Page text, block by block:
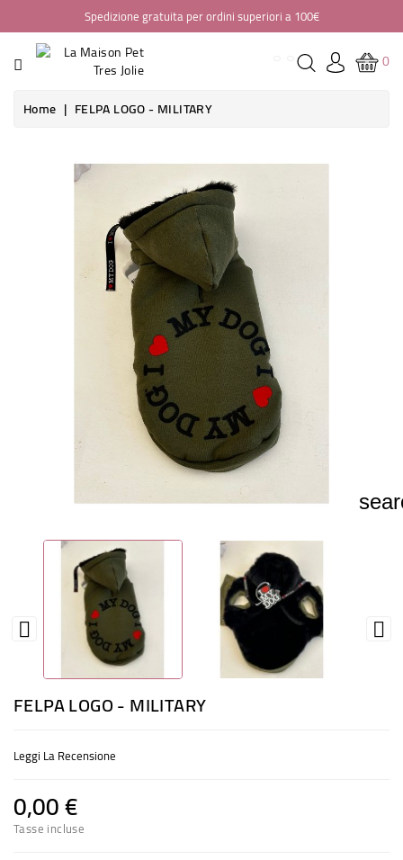
Spedizione gratuita per ordini superiori a 100€
HOME
ABBIGLIAMENTO
PROFUMI
0
Home
FELPA LOGO - MILITARY
 
FELPA LOGO - MILITARY
Leggi La Recensione
0,00 €
Tasse incluse